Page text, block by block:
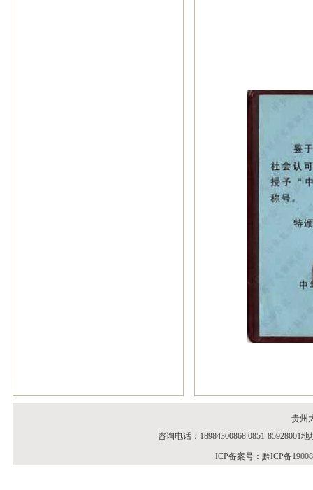
贵州
咨询电话：18984300868 0851-85928001
ICP备案号： 黔ICP备